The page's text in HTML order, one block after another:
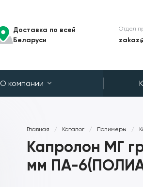
Доставка по всей
Беларуси
Отдел
О компании
Главная / Каталог / Полимеры /
Капролон МГ
мм ПА-